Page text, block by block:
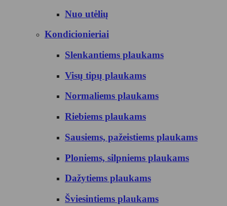
Nuo utėlių
Kondicionieriai
Slenkantiems plaukams
Visų tipų plaukams
Normaliems plaukams
Riebiems plaukams
Sausiems, pažeistiems plaukams
Ploniems, silpniems plaukams
Dažytiems plaukams
Šviesintiems plaukams